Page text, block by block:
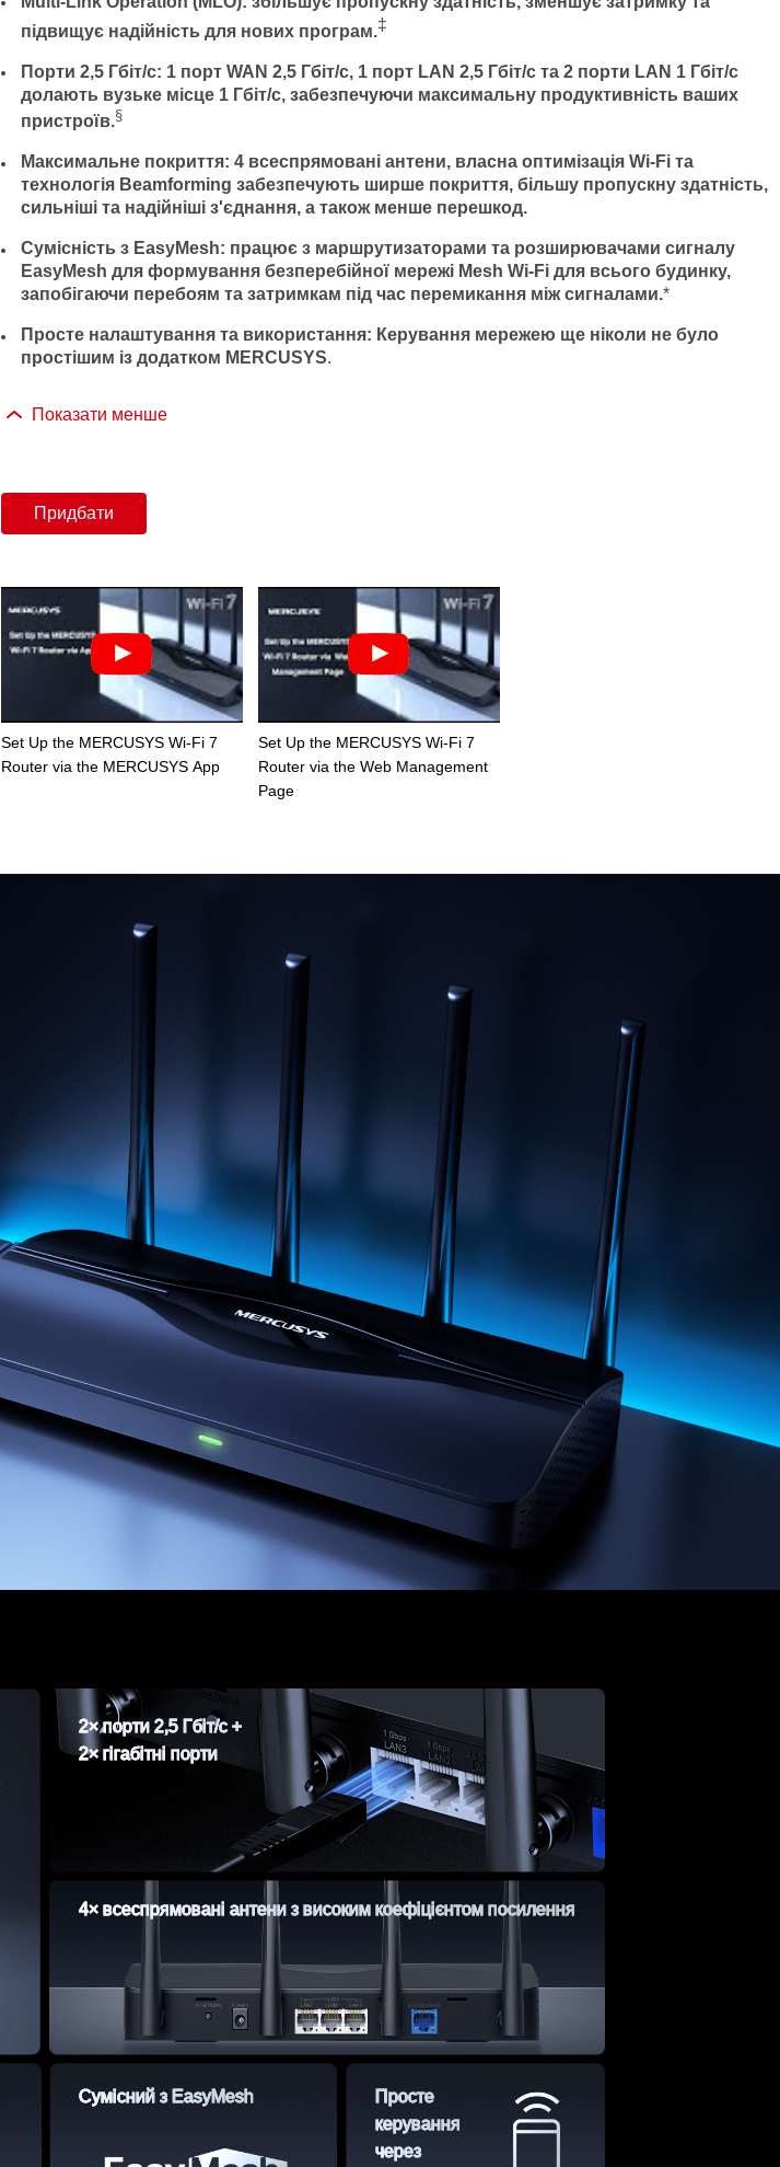
підвищує надійність для нових програм.‡
Порти 2,5 Гбіт/с: 1 порт WAN 2,5 Гбіт/с, 1 порт LAN 2,5 Гбіт/с та 2 порти LAN 1 Гбіт/с
долають вузьке місце 1 Гбіт/с, забезпечуючи максимальну продуктивність ваших
пристроїв.§
Максимальне покриття: 4 всеспрямовані антени, власна оптимізація Wi-Fi та
технологія Beamforming забезпечують ширше покриття, більшу пропускну здатність,
сильніші та надійніші з'єднання, а також менше перешкод.
Сумісність з EasyMesh: працює з маршрутизаторами та розширювачами сигналу
EasyMesh для формування безперебійної мережі Mesh Wi-Fi для всього будинку,
запобігаючи перебоям та затримкам під час перемикання між сигналами.*
Просте налаштування та використання: Керування мережею ще ніколи не було
простішим із додатком MERCUSYS.
Показати менше
Придбати
Set Up the MERCUSYS Wi-Fi 7
Router via the MERCUSYS App
Set Up the MERCUSYS Wi-Fi 7
Router via the Web Management
Page
2× порти 2,5 Гбіт/с +
2× гігабітні порти
4× всеспрямовані антени з високим коефіцієнтом посилення
Сумісний з EasyMesh
Просте
керування
через